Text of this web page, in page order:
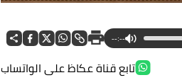
--:--
تابع قناة عكاظ على الواتساب